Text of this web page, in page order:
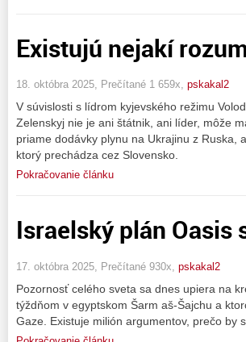
Existujú nejakí
18. októbra 2025, Prečítané 1 659x, pskakal2
V súvislosti s lídrom kyjevského režimu
Zelenskyj nie je ani štátnik, ani líder, môže
priame dodávky plynu na Ukrajinu z Ruska,
ktorý prechádza cez Slovensko.
Pokračovanie článku
Israelský plán Oasis
17. októbra 2025, Prečítané 930x, pskakal2
Pozornosť celého sveta sa dnes upiera na
týždňom v egyptskom Šarm aš-Šajchu a
Gaze. Existuje milión argumentov, prečo by